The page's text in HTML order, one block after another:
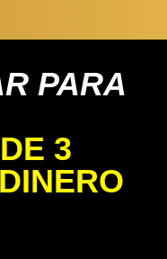
PARA
3